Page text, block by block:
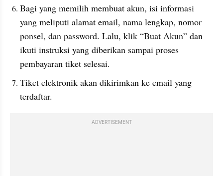
Bagi yang memilih membuat akun, isi informasi
yang meliputi alamat email, nama lengkap, nomor
ponsel, dan password. Lalu, klik “Buat Akun” dan
ikuti instruksi yang diberikan sampai proses
pembayaran tiket selesai.
Tiket elektronik akan dikirimkan ke email yang
terdaftar.
ADVERTISEMENT